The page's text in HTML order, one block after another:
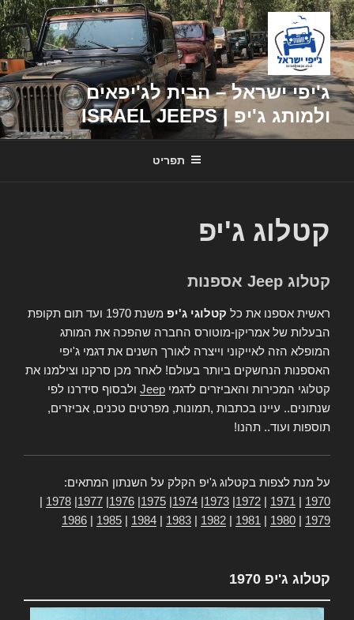
דילוג
לתוכן
ג'יפי ישראל – הבית לג'יפאים
ולמותג ג'יפ | ISRAEL JEEPS
תפריט
קטלוג ג'יפ
קטלוג Jeep אספנות
ראשית אספנו את כל קטלוגי ג'יפ
משנת 1970 ועד תום תקופת
הבעלות של אמריקן-מוטורס החברה שהפכה את המותג
המופלא הזה לאייקוני וייצרה לאורך השנים את דגמי ג'יפי
האספנות הנחשקים ביותר בעולם! לאחר מכן סרקנו וצילמנו את
קטלוגי המכירות והאביזרים לדגמי Jeep ולבסוף סידרנו לפי
שנתונים.. עיינו בכתבות ,תמונות, מפרטים טכנים, אביזרים,
תוספות ועוד.. תהנו!
על מנת לצפות בקטלוג ג'יפ הקלק על השנתון המתאים:
1970
1971
1972
1973
1974
1975
1976
1977
1978
1979
1980
1981
1982
1983
1984
1985
1986
קטלוג ג'יפ 1970